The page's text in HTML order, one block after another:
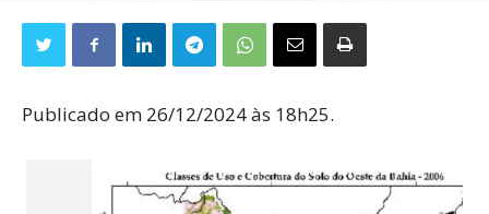
Publicado em 26/12/2024 às 18h25.